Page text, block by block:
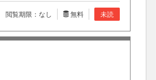
未読
無料
閲覧期限：なし